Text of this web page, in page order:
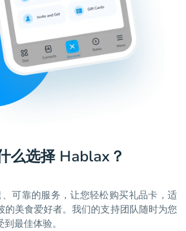
么选择 Hablax？
可靠的服务，让您轻松购买礼品卡，适
的美食爱好者。我们的支持团队随时为您
最佳体验。